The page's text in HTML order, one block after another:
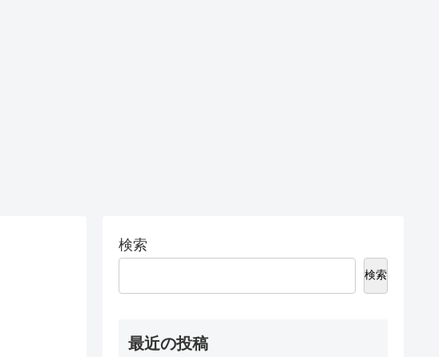
検索
検索
最近の投稿